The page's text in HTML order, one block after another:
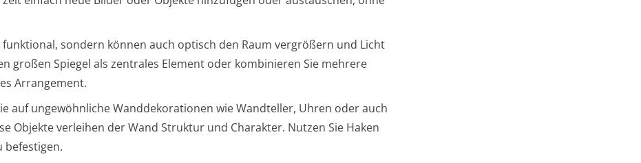
sondern können auch optisch den Raum vergrößern und Licht
großen Spiegel als zentrales Element oder kombinieren Sie mehrere
Arrangement.
auf ungewöhnliche Wanddekorationen wie Wandteller, Uhren oder auch
Objekte verleihen der Wand Struktur und Charakter. Nutzen Sie Haken
befestigen.